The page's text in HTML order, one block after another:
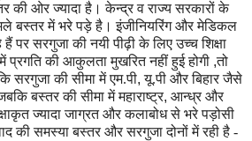
की ओर ज्यादा है। केन्द्र व राज्य सरकारों के
बस्तर में भरे पड़े है। इंजीनियरिंग और मेडिकल
पर सरगुजा की नयी पीढ़ी के लिए उच्च शिक्षा
की आकुलता मुखरित नहीं हुई होगी ,तो
सरगुजा की सीमा में एम.पी,यू.पी और बिहार जैसे
बस्तर की सीमा में महाराष्ट्र, आन्ध्र और
ज्यादा जाग्रत और कलाबोध से भरे पड़ोसी
की समस्या बस्तर और सरगुजा दोनों में रही है -